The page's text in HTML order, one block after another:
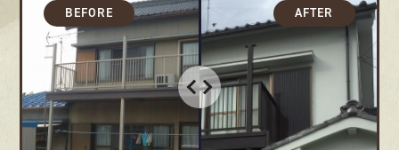
先輩インタビュー
エントリー
有資格者が、無料建物診断いたします!!